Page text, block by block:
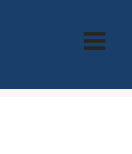
NOVI DELL™